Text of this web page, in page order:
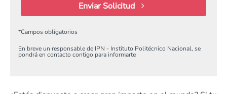
Enviar Solicitud
*Campos obligatorios
En breve un responsable de IPN - Instituto Politécnico Nacional, se
pondrá en contacto contigo para informarte